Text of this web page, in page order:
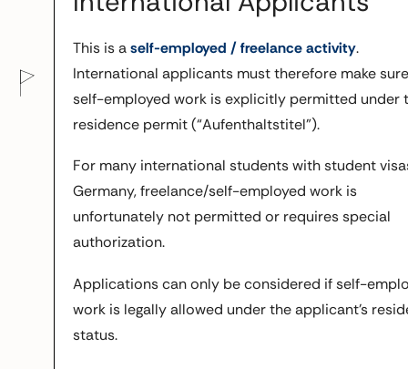
This is aself-employed / freelance activity.
International applicants must therefore make
self-employed work is explicitly permitted under
residence permit (“Aufenthaltstitel”).
For many international students with student
Germany, freelance/self-employed work is
unfortunately not permitted or requires special
authorization.
Applications can only be considered if self-
work is legally allowed under the applicant’s
status.